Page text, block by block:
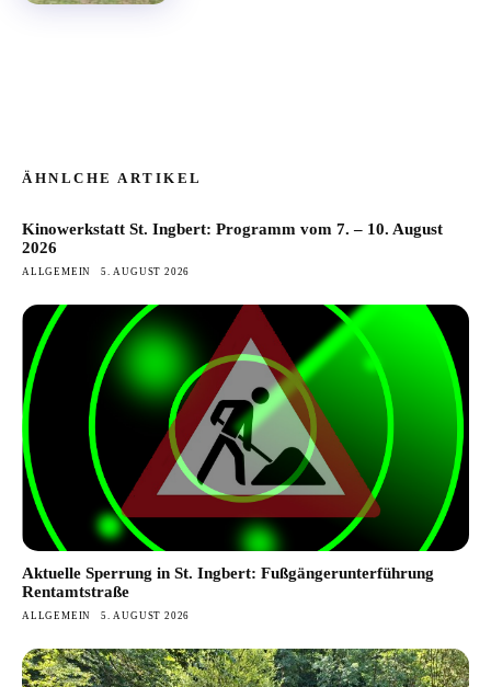
ÄHNLCHE ARTIKEL
Kinowerkstatt St. Ingbert: Programm vom 7. – 10. August
2026
ALLGEMEIN 5. AUGUST 2026
Aktuelle Sperrung in St. Ingbert: Fußgängerunterführung
Rentamtstraße
ALLGEMEIN 5. AUGUST 2026